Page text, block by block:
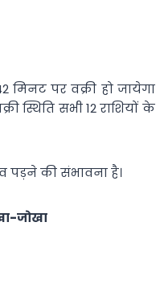
मिनट पर वक्री हो जायेगा
स्थिति सभी 12 राशियों के
पड़ने की संभावना है।
जोखा